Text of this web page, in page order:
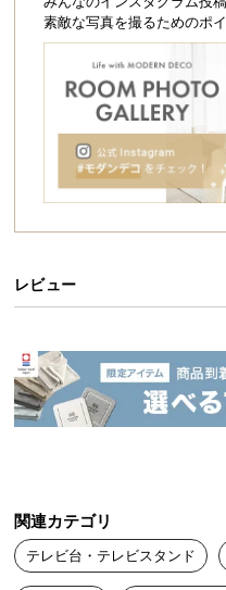
支
に
つ
い
て
料
に
ら、2つの扉付き収納
も長けた使い勝手の良
空間を広く見せる省ス
ぴったり。暮らしに寄
なボディです。
素敵な写真を撮るためのポ
レビュー
関連カテゴリ
テレビ台・テレビスタンド